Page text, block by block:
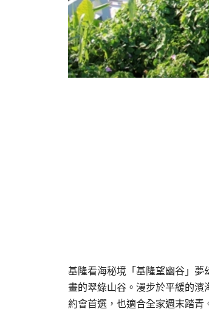
基隆看海秘境「基隆望幽谷」夢
畫的翠綠山谷。漫步於平緩的濱
約會首選，也適合全家週末踏青